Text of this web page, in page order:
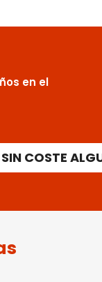
en el
COSTE